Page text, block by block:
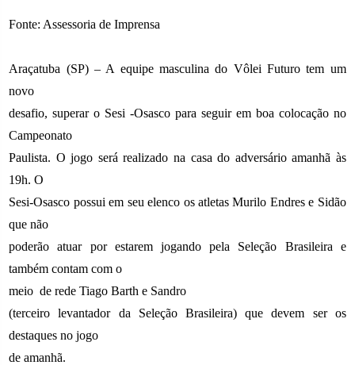
Fonte: Assessoria de Imprensa
Araçatuba (SP) – A equipe masculina do Vôlei Futuro tem um
novo
desafio, superar o Sesi -Osasco para seguir em boa colocação no
Campeonato
Paulista. O jogo será realizado na casa do adversário amanhã às
19h. O
Sesi-Osasco possui em seu elenco os atletas Murilo Endres e Sidão
que não
poderão atuar por estarem jogando pela Seleção Brasileira e
também contam com o
meio de rede Tiago Barth e Sandro
(terceiro levantador da Seleção Brasileira) que devem ser os
destaques no jogo
de amanhã.